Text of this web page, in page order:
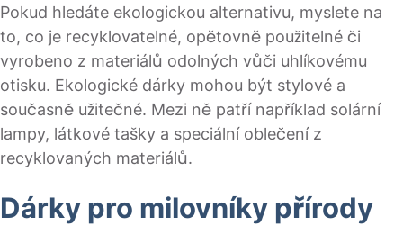
Pokud hledáte ekologickou alternativu, myslete na
to, co je recyklovatelné, opětovně použitelné či
vyrobeno z materiálů odolných vůči uhlíkovému
otisku. Ekologické dárky mohou být stylové a
současně užitečné. Mezi ně patří například solární
lampy, látkové tašky a speciální oblečení z
recyklovaných materiálů.
Dárky pro milovníky přírody